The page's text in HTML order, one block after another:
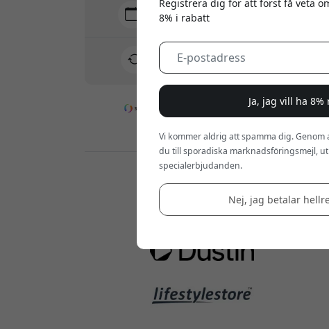
Leverans 10-12 augusti
Snabb och spårbar leverans
30 dagars returrätt
Enkel retur - inget krångel
Återförsäljare:
Registrera dig för att först få veta
8% i rabatt
Ja, jag vill ha 8%
Vi kommer aldrig att spamma dig.
du till sporadiska marknadsföringsmejl,
specialerbjudanden.
Nej, jag betalar